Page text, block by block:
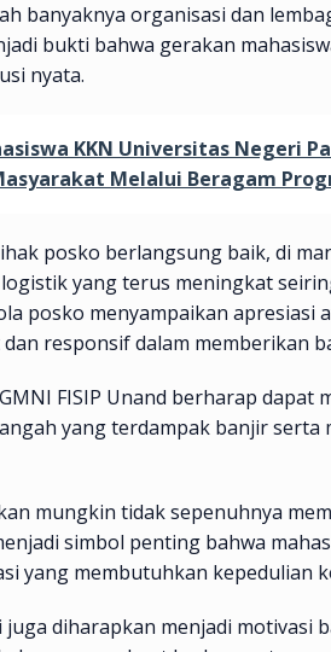
banyaknya organisasi dan
bukti bahwa gerakan
nyata.
KKN Universitas Negeri
Melalui Beragam
posko berlangsung baik, di
yang terus meningkat
posko menyampaikan apresiasi
responsif dalam memberikan
FISIP Unand berharap dapat
yang terdampak banjir
mungkin tidak sepenuhnya
simbol penting bahwa
yang membutuhkan kepedulian
diharapkan menjadi motivasi